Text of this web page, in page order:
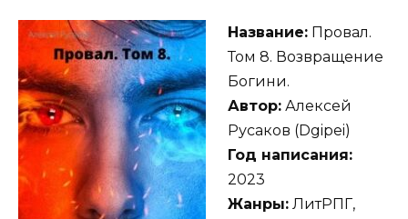
Название: Провал.
Том 8. Возвращение
Богини.
Автор: Алексей
Русаков (Dgipei)
Год написания:
2023
Жанры: ЛитРПГ,